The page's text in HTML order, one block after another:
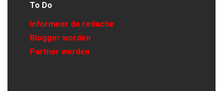
To Do
Informeer de redactie
Blogger worden
Partner worden